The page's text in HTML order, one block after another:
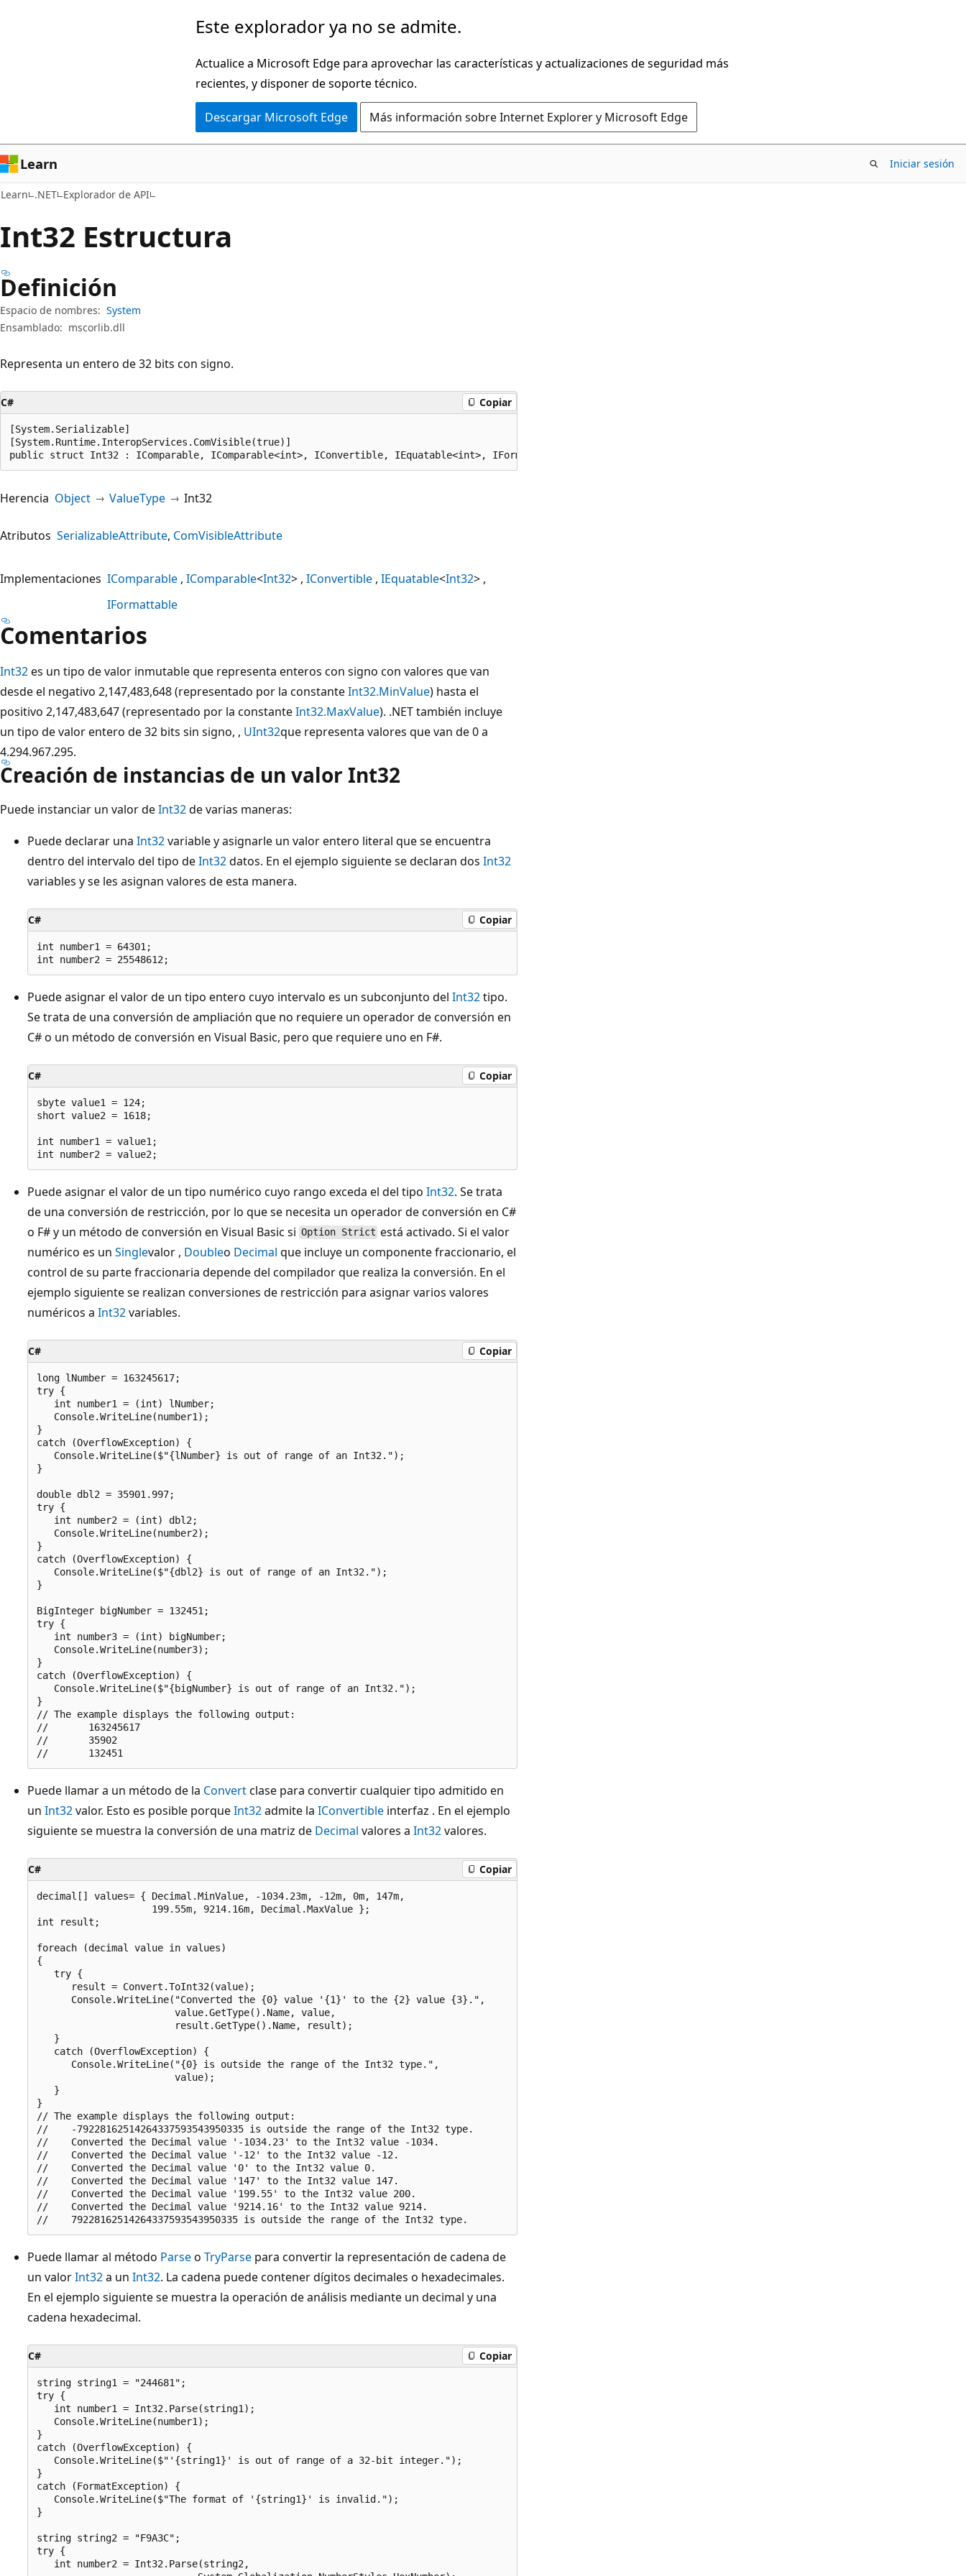
página
Este explorador ya no se admite.
Actualice a Microsoft Edge para aprovechar las características y actualizaciones de seguridad más
recientes, y disponer de soporte técnico.
Descargar Microsoft Edge Más información sobre Internet Explorer y Microsoft Edge
Learn Iniciar sesión
Learn .NET Explorador de API
Int32 Estructura
Definición
Espacio de nombres: System
Ensamblado: mscorlib.dll
Representa un entero de 32 bits con signo.
C# Copiar
[System.Serializable]
[System.Runtime.InteropServices.ComVisible(true)]
public struct Int32 : IComparable, IComparable<int>, IConvertible, IEquatable<int>, IFormattable
Herencia Object ValueType Int32
Atributos SerializableAttribute ComVisibleAttribute
Implementaciones IComparable IComparable<Int32> IConvertible IEquatable<Int32>
IFormattable
Comentarios
Int32es un tipo de valor inmutable que representa enteros con signo con valores que van
desde el negativo 2,147,483,648 (representado por la constanteInt32.MinValue) hasta el
positivo 2,147,483,647 (representado por la constanteInt32.MaxValue). .NET también incluye
un tipo de valor entero de 32 bits sin signo, , UInt32que representa valores que van de 0 a
4.294.967.295.
Creación de instancias de un valor Int32
Puede instanciar un valor deInt32de varias maneras:
Puede declarar una Int32variable y asignarle un valor entero literal que se encuentra
dentro del intervalo del tipo deInt32datos. En el ejemplo siguiente se declaran dos Int32
variables y se les asignan valores de esta manera.
C# Copiar
int number1 = 64301;
Puede asignar el valor de un tipo entero cuyo intervalo es un subconjunto del Int32tipo.
Se trata de una conversión de ampliación que no requiere un operador de conversión en
C# o un método de conversión en Visual Basic, pero que requiere uno en F#.
C# Copiar
sbyte value1 = 124;
short value2 = 1618;
int number1 = value1;
Puede asignar el valor de un tipo numérico cuyo rango exceda el del tipo Int32. Se trata
de una conversión de restricción, por lo que se necesita un operador de conversión en C#
o F# y un método de conversión en Visual Basic si Option Strict está activado. Si el valor
numérico es un Singlevalor , Doubleo Decimal que incluye un componente fraccionario, el
control de su parte fraccionaria depende del compilador que realiza la conversión. En el
ejemplo siguiente se realizan conversiones de restricción para asignar varios valores
numéricos a Int32variables.
C# Copiar
long lNumber = 163245617;
try {
   int number1 = (int) lNumber;
   Console.WriteLine(number1);
}
catch (OverflowException) {
   Console.WriteLine($"{lNumber} is out of range of an Int32.");
}
double dbl2 = 35901.997;
try {
   int number2 = (int) dbl2;
   Console.WriteLine(number2);
}
catch (OverflowException) {
   Console.WriteLine($"{dbl2} is out of range of an Int32.");
}
BigInteger bigNumber = 132451;
try {
   int number3 = (int) bigNumber;
   Console.WriteLine(number3);
}
catch (OverflowException) {
   Console.WriteLine($"{bigNumber} is out of range of an Int32.");
}
// The example displays the following output:
//       163245617
//       35902
Puede llamar a un método de la Convertclase para convertir cualquier tipo admitido en
un Int32valor. Esto es posible porqueInt32admite la IConvertible interfaz . En el ejemplo
siguiente se muestra la conversión de una matriz de Decimal valores a Int32valores.
C# Copiar
decimal[] values= { Decimal.MinValue, -1034.23m, -12m, 0m, 147m,
                    199.55m, 9214.16m, Decimal.MaxValue };
int result;
foreach (decimal value in values)
{
   try {
      result = Convert.ToInt32(value);
      Console.WriteLine("Converted the {0} value '{1}' to the {2} value {3}.",
                        value.GetType().Name, value,
                        result.GetType().Name, result);
   }
   catch (OverflowException) {
      Console.WriteLine("{0} is outside the range of the Int32 type.",
                        value);
   }
}
// The example displays the following output:
//    -79228162514264337593543950335 is outside the range of the Int32 type.
//    Converted the Decimal value '-1034.23' to the Int32 value -1034.
//    Converted the Decimal value '-12' to the Int32 value -12.
//    Converted the Decimal value '0' to the Int32 value 0.
//    Converted the Decimal value '147' to the Int32 value 147.
//    Converted the Decimal value '199.55' to the Int32 value 200.
//    Converted the Decimal value '9214.16' to the Int32 value 9214.
Puede llamar al método Parseo TryParse para convertir la representación de cadena de
un valorInt32a un Int32. La cadena puede contener dígitos decimales o hexadecimales.
En el ejemplo siguiente se muestra la operación de análisis mediante un decimal y una
cadena hexadecimal.
C# Copiar
string string1 = "244681";
try {
   int number1 = Int32.Parse(string1);
   Console.WriteLine(number1);
}
catch (OverflowException) {
   Console.WriteLine($"'{string1}' is out of range of a 32-bit integer.");
}
catch (FormatException) {
   Console.WriteLine($"The format of '{string1}' is invalid.");
}
string string2 = "F9A3C";
try {
   int number2 = Int32.Parse(string2,